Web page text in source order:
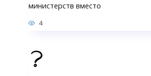
министерств вместо
4